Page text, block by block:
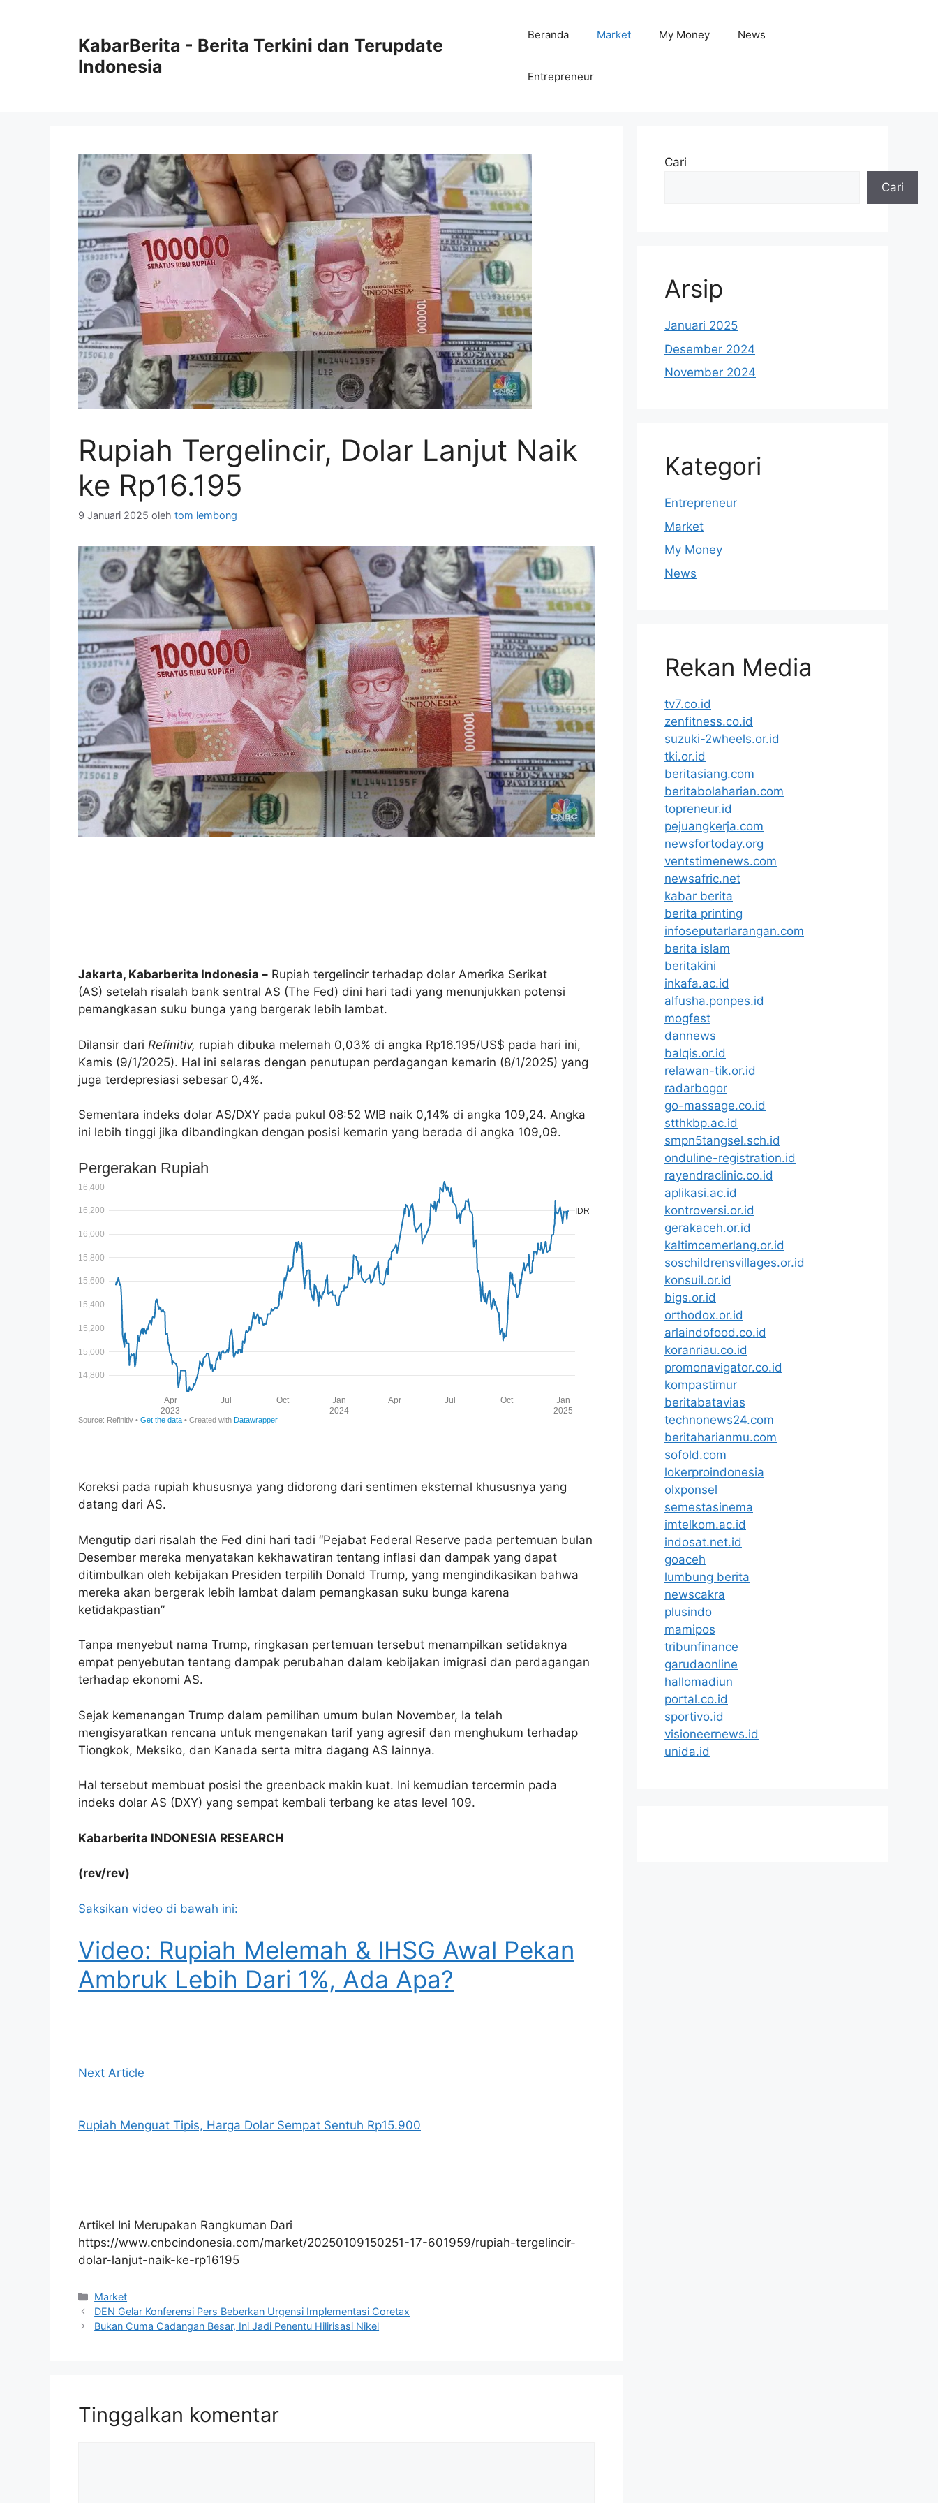
KabarBerita - Berita Terkini dan Terupdate
Indonesia
Beranda Market My Money News
Entrepreneur
Rupiah Tergelincir, Dolar Lanjut Naik
ke Rp16.195
9 Januari 2025 oleh tom lembong
Jakarta, Kabarberita Indonesia – Rupiah tergelincir terhadap dolar Amerika Serikat
(AS) setelah risalah bank sentral AS (The Fed) dini hari tadi yang menunjukkan potensi
pemangkasan suku bunga yang bergerak lebih lambat.
Dilansir dari Refinitiv, rupiah dibuka melemah 0,03% di angka Rp16.195/US$ pada hari ini,
Kamis (9/1/2025). Hal ini selaras dengan penutupan perdagangan kemarin (8/1/2025) yang
juga terdepresiasi sebesar 0,4%.
Sementara indeks dolar AS/DXY pada pukul 08:52 WIB naik 0,14% di angka 109,24. Angka
ini lebih tinggi jika dibandingkan dengan posisi kemarin yang berada di angka 109,09.
Koreksi pada rupiah khususnya yang didorong dari sentimen eksternal khususnya yang
datang dari AS.
Mengutip dari risalah the Fed dini hari tadi “Pejabat Federal Reserve pada pertemuan bulan
Desember mereka menyatakan kekhawatiran tentang inflasi dan dampak yang dapat
ditimbulkan oleh kebijakan Presiden terpilih Donald Trump, yang mengindikasikan bahwa
mereka akan bergerak lebih lambat dalam pemangkasan suku bunga karena
ketidakpastian”
Tanpa menyebut nama Trump, ringkasan pertemuan tersebut menampilkan setidaknya
empat penyebutan tentang dampak perubahan dalam kebijakan imigrasi dan perdagangan
terhadap ekonomi AS.
Sejak kemenangan Trump dalam pemilihan umum bulan November, Ia telah
mengisyaratkan rencana untuk mengenakan tarif yang agresif dan menghukum terhadap
Tiongkok, Meksiko, dan Kanada serta mitra dagang AS lainnya.
Hal tersebut membuat posisi the greenback makin kuat. Ini kemudian tercermin pada
indeks dolar AS (DXY) yang sempat kembali terbang ke atas level 109.
Kabarberita INDONESIA RESEARCH
(rev/rev)
Saksikan video di bawah ini:
Video: Rupiah Melemah & IHSG Awal Pekan
Ambruk Lebih Dari 1%, Ada Apa?
Next Article
Rupiah Menguat Tipis, Harga Dolar Sempat Sentuh Rp15.900
Artikel Ini Merupakan Rangkuman Dari
https://www.cnbcindonesia.com/market/20250109150251-17-601959/rupiah-tergelincir-
dolar-lanjut-naik-ke-rp16195
Kategori
Market
DEN Gelar Konferensi Pers Beberkan Urgensi Implementasi Coretax
Bukan Cuma Cadangan Besar, Ini Jadi Penentu Hilirisasi Nikel
Tinggalkan komentar
Cari
Cari
Arsip
Januari 2025
Desember 2024
November 2024
Kategori
Entrepreneur
Market
My Money
News
Rekan Media
tv7.co.id
zenfitness.co.id
suzuki-2wheels.or.id
tki.or.id
beritasiang.com
beritabolaharian.com
topreneur.id
pejuangkerja.com
newsfortoday.org
ventstimenews.com
newsafric.net
kabar berita
berita printing
infoseputarlarangan.com
berita islam
beritakini
inkafa.ac.id
alfusha.ponpes.id
mogfest
dannews
balqis.or.id
relawan-tik.or.id
radarbogor
go-massage.co.id
stthkbp.ac.id
smpn5tangsel.sch.id
onduline-registration.id
rayendraclinic.co.id
aplikasi.ac.id
kontroversi.or.id
gerakaceh.or.id
kaltimcemerlang.or.id
soschildrensvillages.or.id
konsuil.or.id
bigs.or.id
orthodox.or.id
arlaindofood.co.id
koranriau.co.id
promonavigator.co.id
kompastimur
beritabatavias
technonews24.com
beritaharianmu.com
sofold.com
lokerproindonesia
olxponsel
semestasinema
imtelkom.ac.id
indosat.net.id
goaceh
lumbung berita
newscakra
plusindo
mamipos
tribunfinance
garudaonline
hallomadiun
portal.co.id
sportivo.id
visioneernews.id
unida.id